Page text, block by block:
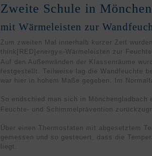
Zweite Schule in
mit Wärmeleisten zur
Zum zweiten Mal innerhalb kurzer Zeit
think [RED] energy ® -Wärmeleisten zur
Auf den Außenwänden der Klassenräume
festgestellt. Teilweise lag die Wandfeuchte
war hier in hohem Maße gegeben. Im
So endschied man sich in Mönchengladbach
Feuchte- und Schimmelprävention
Über einen Thermostaten mit abgesetztem
gemessen und so gesteuert, dass die
liegt.